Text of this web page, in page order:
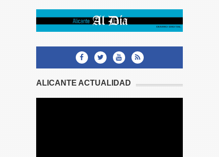
ALICANTE ACTUALIDAD